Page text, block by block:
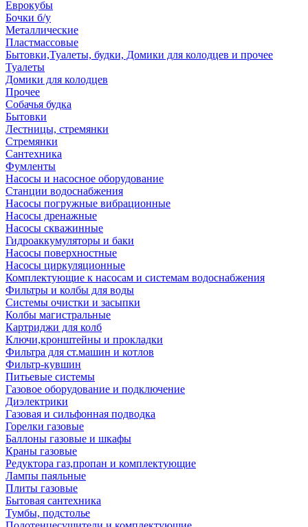
Еврокубы
Бочки б/у
Металлические
Пластмассовые
Бытовки,Туалеты, будки, Домики для колодцев и прочее
Туалеты
Домики для колодцев
Прочее
Собачья будка
Бытовки
Лестницы, стремянки
Стремянки
Сантехника
Фумленты
Насосы и насосное оборудование
Станции водоснабжения
Насосы погружные вибрационные
Насосы дренажные
Насосы скважинные
Гидроаккумуляторы и баки
Насосы поверхностные
Насосы циркуляционные
Комплектующие к насосам и системам водоснабжения
Фильтры и колбы для воды
Системы очистки и засыпки
Колбы магистральные
Картриджи для колб
Ключи,кронштейны и прокладки
Фильтра для ст.машин и котлов
Фильтр-кувшин
Питьевые системы
Газовое оборудование и подключение
Диэлектрики
Газовая и сильфонная подводка
Горелки газовые
Баллоны газовые и шкафы
Краны газовые
Редуктора газ,пропан и комплектующие
Лампы паяльные
Плиты газовые
Бытовая сантехника
Тумбы, подстолье